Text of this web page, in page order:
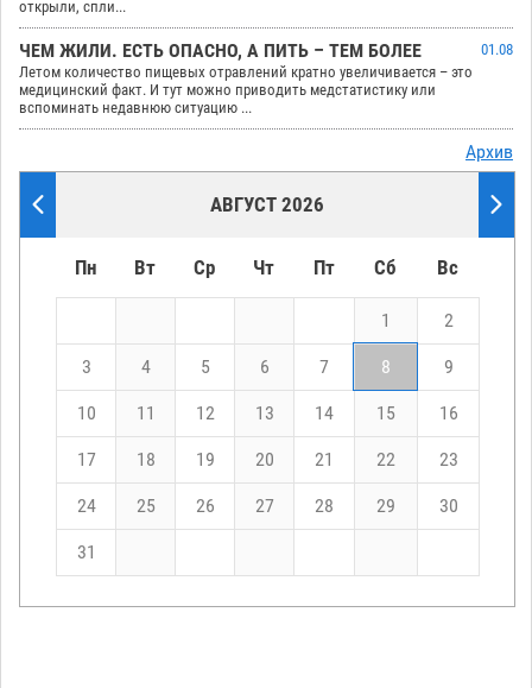
открыли, спли...
ЧЕМ ЖИЛИ. ЕСТЬ ОПАСНО, А ПИТЬ – ТЕМ БОЛЕЕ
01.08
Летом количество пищевых отравлений кратно увеличивается – это
медицинский факт. И тут можно приводить медстатистику или
вспоминать недавнюю ситуацию ...
Архив
АВГУСТ 2026
Пн Вт Ср Чт Пт Сб Вс
1 2
3 4 5 6 7 8 9
10 11 12 13 14 15 16
17 18 19 20 21 22 23
24 25 26 27 28 29 30
31